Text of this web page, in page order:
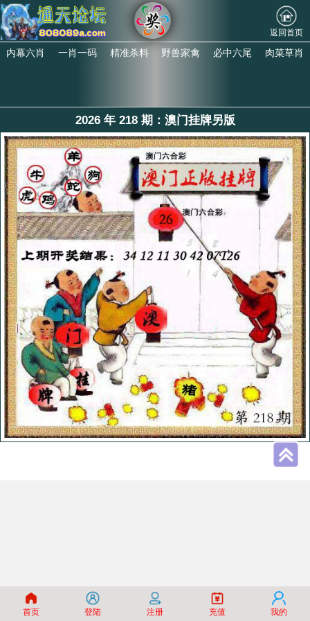
返回首页
内幕六肖 一肖一码 精准杀料 野兽家禽 必中六尾 肉菜草肖
首页 登陆 注册 充值 我的
2026 年 218 期：澳门挂牌另版